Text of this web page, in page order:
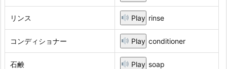
リンス Play rinse
コンディショナー Play conditioner
石鹸 Play soap